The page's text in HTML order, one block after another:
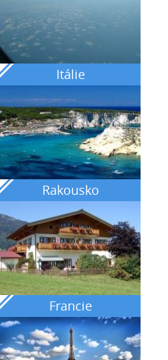
Itálie
Rakousko
Francie